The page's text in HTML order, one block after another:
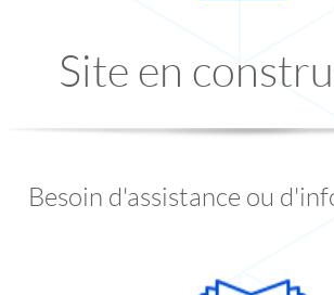
Site en
Besoin d'assistance ou